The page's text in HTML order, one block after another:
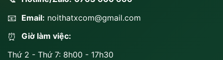
📧 Email: noithatxcom@gmail.com
⏰
Giờ làm việc:
Thứ 2 - Thứ 7: 8h00 - 17h30